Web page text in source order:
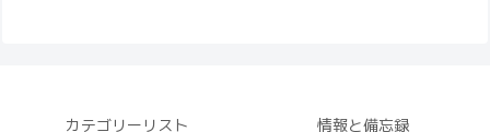
カテゴリーリスト 情報と備忘録